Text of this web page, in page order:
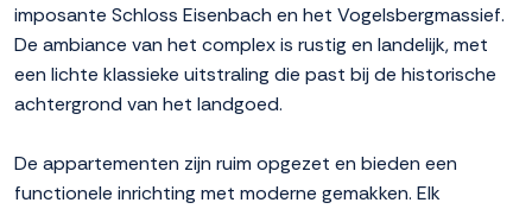
imposante Schloss Eisenbach en het Vogelsbergmassief.
De ambiance van het complex is rustig en landelijk, met
een lichte klassieke uitstraling die past bij de historische
achtergrond van het landgoed.
De appartementen zijn ruim opgezet en bieden een
functionele inrichting met moderne gemakken. Elk